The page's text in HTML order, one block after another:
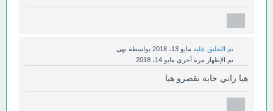
تم التعليق عليه مايو 13، 2018 بواسطة نهى
تم الإظهار مرة أخرى مايو 14، 2018
هيا راني حابة نقصرو هيا